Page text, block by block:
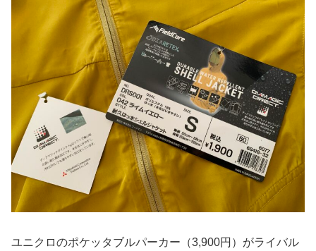
ユニクロのポケッタブルパーカー（3,900円）がライバル